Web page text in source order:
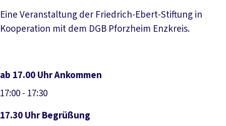
Eine Veranstaltung der Friedrich-Ebert-Stiftung in
Kooperation mit dem DGB Pforzheim Enzkreis.
ab 17.00 Uhr Ankommen
17:00- 17:30
17.30 Uhr Begrüßung